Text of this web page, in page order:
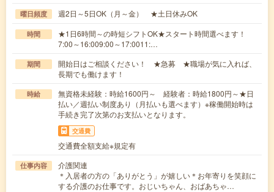
曜日頻度 週2日～5日OK（月～金） ★土日休みOK
時間
★1日6時間～の時短シフトOK★スタート時間選べます！
7:00～16:009:00～17:0011:…
期間
開始日はご相談ください！ ★急募 ★職場が気に入れば、
長期でも働けます！
時給
無資格未経験：時給1600円～ 経験者：時給1800円～★日
払い／週払い制度あり（月払いも選べます）※稼働開始時は
手続き完了次第のお支払いとなります。
交通費
交通費全額支給※規定有
仕事内容
介護関連
＊入居者の方の「ありがとう」が嬉しい＊お年寄りを笑顔に
する介護のお仕事です。おじいちゃん、おばあちゃ…